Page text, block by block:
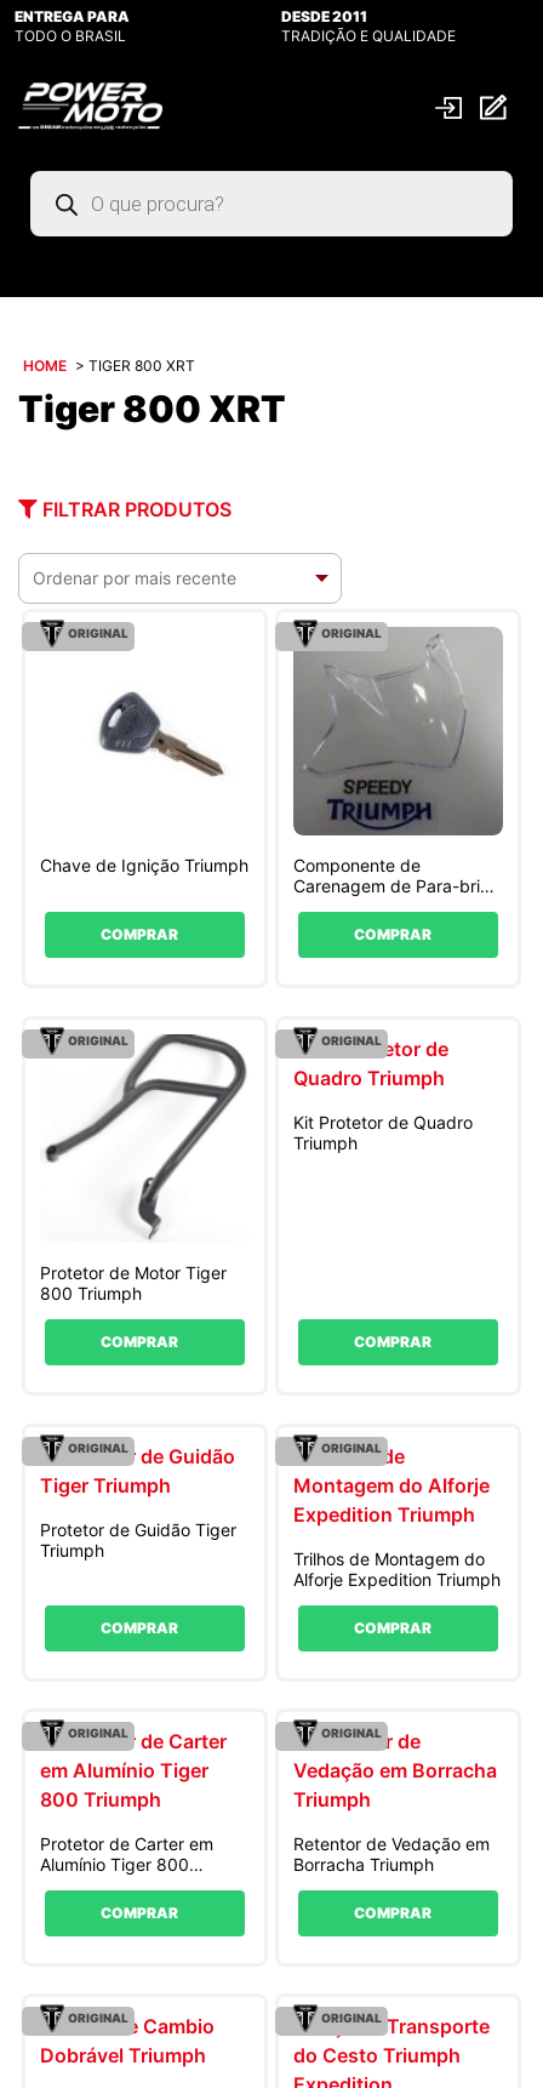
ENTREGA PARA
TODO O BRASIL
DESDE 2011
TRADIÇÃO E QUALIDADE
Pesquisar
produtos
HOME > TIGER 800 XRT
Tiger 800 XRT
FILTRAR PRODUTOS
ORIGINAL
Chave de Ignição Triumph
COMPRAR
ORIGINAL
Componente de
Carenagem de Para-brisa
COMPRAR
ORIGINAL
Protetor de Motor Tiger
800 Triumph
COMPRAR
ORIGINAL
Kit Protetor de Quadro
Triumph
COMPRAR
ORIGINAL
Protetor de Guidão Tiger
Triumph
COMPRAR
ORIGINAL
Trilhos de Montagem do
Alforje Expedition Triumph
COMPRAR
ORIGINAL
Protetor de Carter em
Alumínio Tiger 800
COMPRAR
ORIGINAL
Retentor de Vedação em
Borracha Triumph
COMPRAR
ORIGINAL ORIGINAL